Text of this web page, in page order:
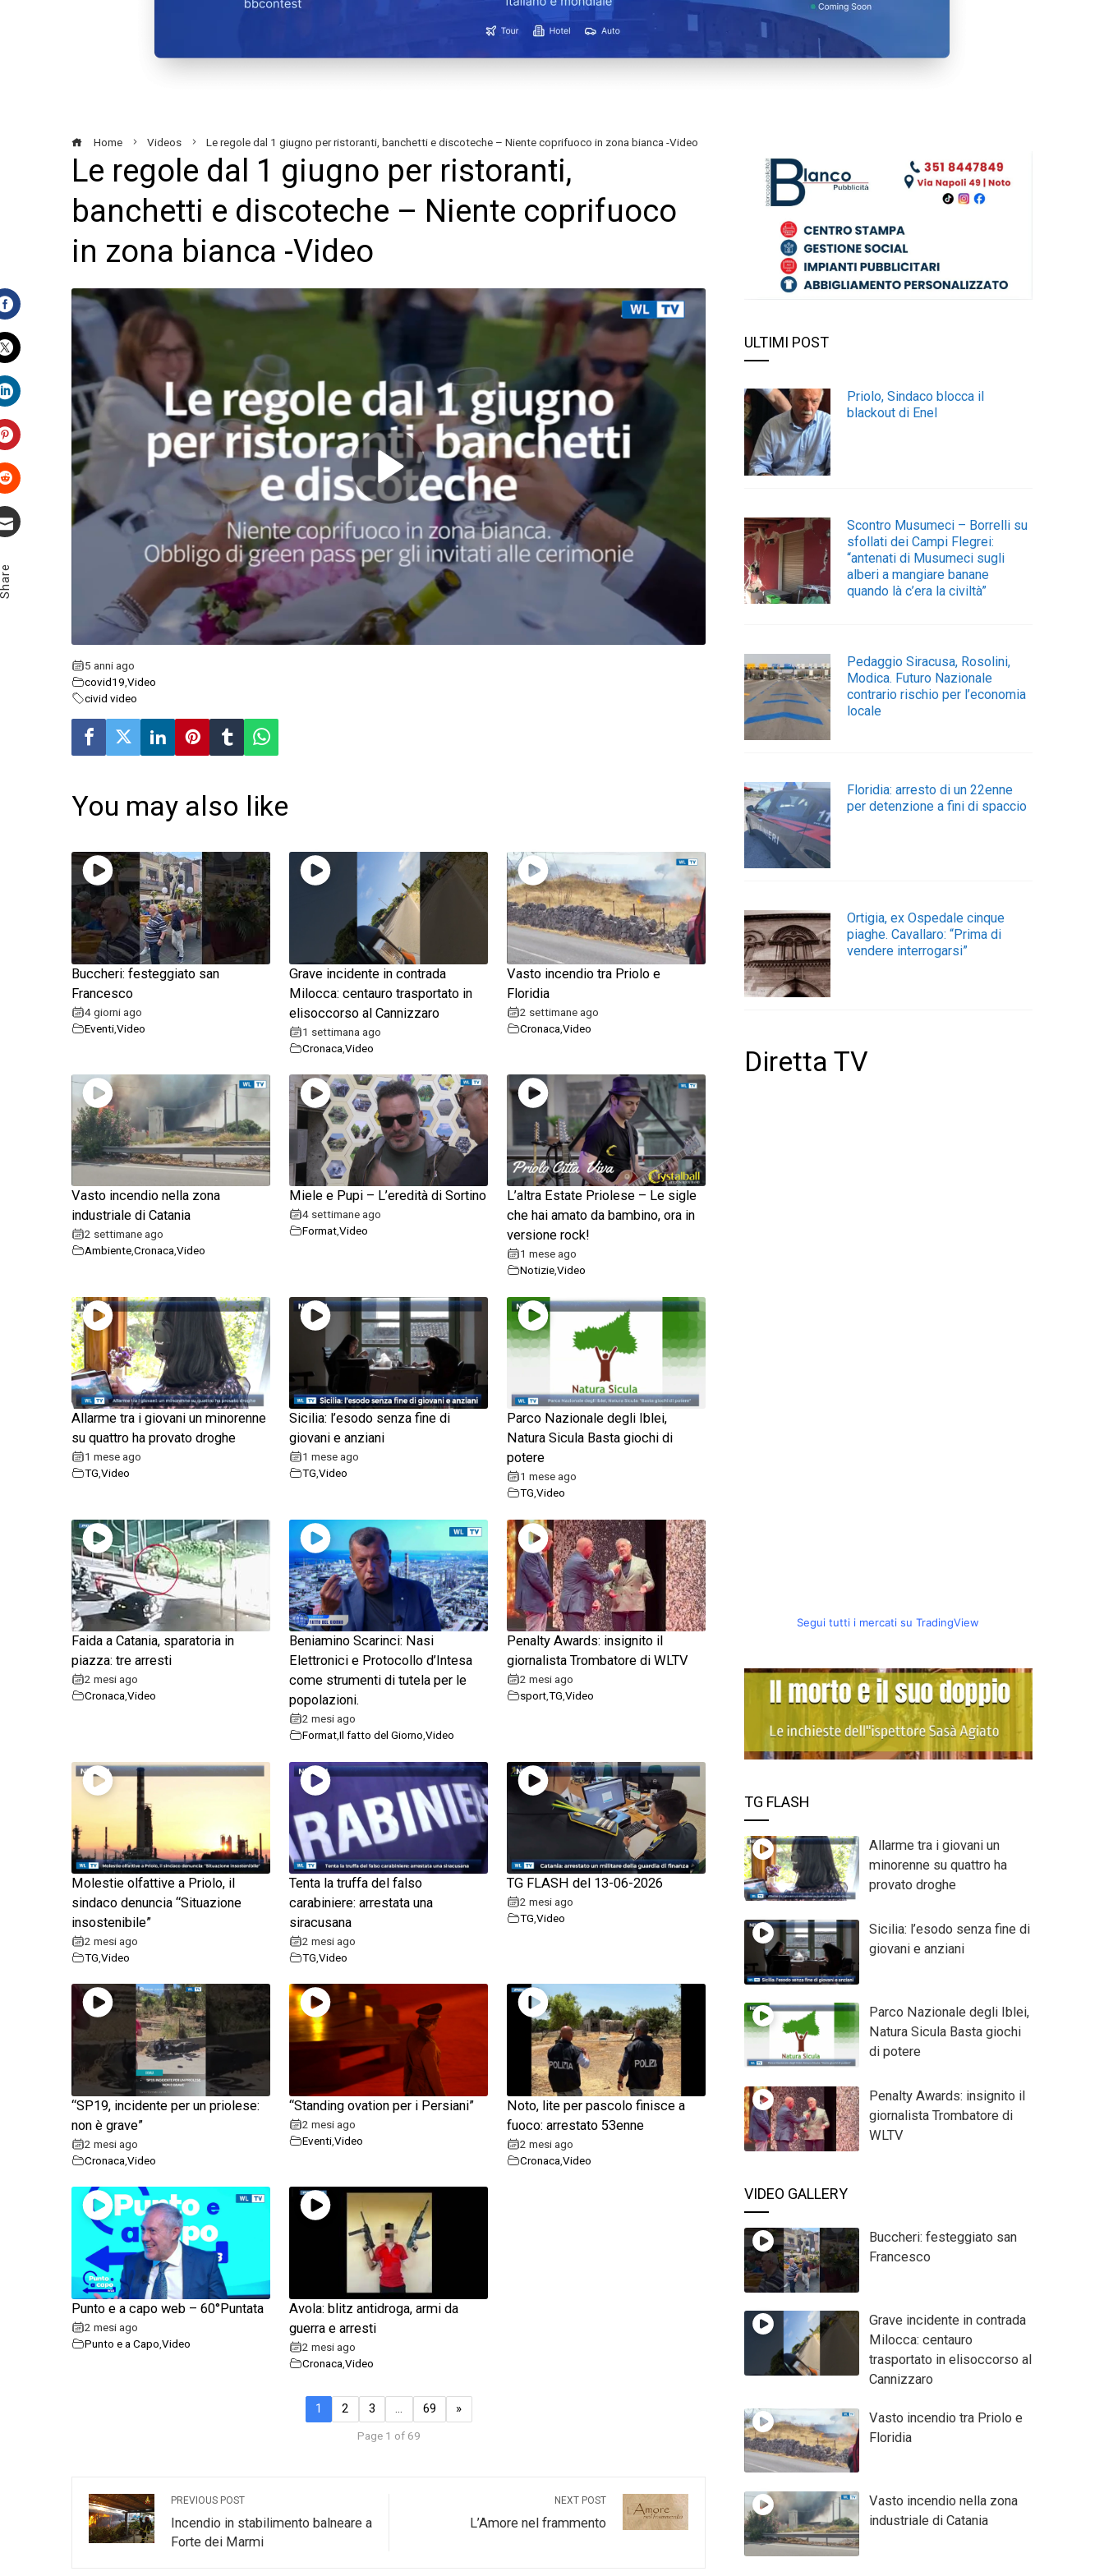
Home Videos Le regole dal 1 giugno per ristoranti, banchetti e discoteche – Niente coprifuoco in zona bianca -Video
Le regole dal 1 giugno per ristoranti,
banchetti e discoteche – Niente coprifuoco
in zona bianca -Video
Facebook
Twitter
LinkedIn
Pinterest
Stumbleupon
5 anni ago
covid19,Video
civid video
You may also like
Buccheri: festeggiato san
Francesco
4 giorni ago
EventiVideo
Grave incidente in contrada
Milocca: centauro trasportato in
elisoccorso al Cannizzaro
1 settimana ago
Cronaca Video
Vasto incendio tra Priolo e
Floridia
2 settimane ago
Cronaca Video
Vasto incendio nella zona
industriale di Catania
2 settimane ago
Ambiente,Cronaca,Video
Miele e Pupi – L’eredità di Sortino
4 settimane ago
Format,Video
L’altra Estate Priolese – Le sigle
che hai amato da bambino, ora in
versione rock!
1 mese ago
Notizie,Video
Allarme tra i giovani un minorenne
su quattro ha provato droghe
1 mese ago
TG,Video
Sicilia: l’esodo senza fine di
giovani e anziani
1 mese ago
TG,Video
Parco Nazionale degli Iblei,
Natura Sicula Basta giochi di
potere
1 mese ago
TG,Video
Faida a Catania, sparatoria in
piazza: tre arresti
2 mesi ago
Cronaca Video
Beniamino Scarinci: Nasi
Elettronici e Protocollo d’Intesa
come strumenti di tutela per le
popolazioni.
2 mesi ago
Format,Il fatto del Giorno Video
Penalty Awards: insignito il
giornalista Trombatore di WLTV
2 mesi ago
sport,TG Video
Molestie olfattive a Priolo, il
sindaco denuncia “Situazione
insostenibile”
2 mesi ago
TG Video
Tenta la truffa del falso
carabiniere: arrestata una
siracusana
2 mesi ago
TG Video
TG FLASH del 13-06-2026
2 mesi ago
TG Video
“SP19, incidente per un priolese:
non è grave”
2 mesi ago
Cronaca Video
“Standing ovation per i Persiani”
2 mesi ago
Eventi,Video
Noto, lite per pascolo finisce a
fuoco: arrestato 53enne
2 mesi ago
Cronaca Video
Punto e a capo web – 60°Puntata
2 mesi ago
Punto e a Capo Video
Avola: blitz antidroga, armi da
guerra e arresti
2 mesi ago
Cronaca Video
1 2 3 … 69 »
Page 1 of 69
PREVIOUS POST
Incendio in stabilimento balneare a
Forte dei Marmi
NEXT POST
L’Amore nel frammento
ULTIMI POST
Priolo, Sindaco blocca il
blackout di Enel
Scontro Musumeci – Borrelli su
sfollati dei Campi Flegrei:
“antenati di Musumeci sugli
alberi a mangiare banane
quando là c’era la civiltà”
Pedaggio Siracusa, Rosolini,
Modica. Futuro Nazionale
contrario rischio per l’economia
locale
Floridia: arresto di un 22enne
per detenzione a fini di spaccio
Ortigia, ex Ospedale cinque
piaghe. Cavallaro: “Prima di
vendere interrogarsi”
Diretta TV
Segui tutti i mercati su TradingView
TG FLASH
Allarme tra i giovani un
minorenne su quattro ha
provato droghe
Sicilia: l’esodo senza fine di
giovani e anziani
Parco Nazionale degli Iblei,
Natura Sicula Basta giochi
di potere
Penalty Awards: insignito il
giornalista Trombatore di
WLTV
VIDEO GALLERY
Buccheri: festeggiato san
Francesco
Grave incidente in contrada
Milocca: centauro
trasportato in elisoccorso al
Cannizzaro
Vasto incendio tra Priolo e
Floridia
Vasto incendio nella zona
industriale di Catania